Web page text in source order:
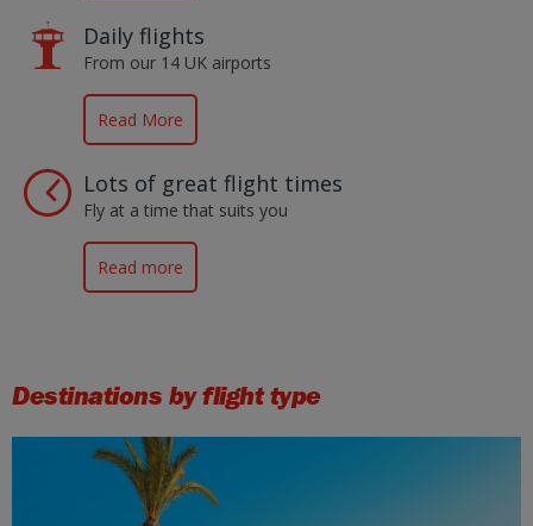
Daily flights
From our 14 UK airports
Read More
Lots of great flight times
Fly at a time that suits you
Read more
Destinations by flight type